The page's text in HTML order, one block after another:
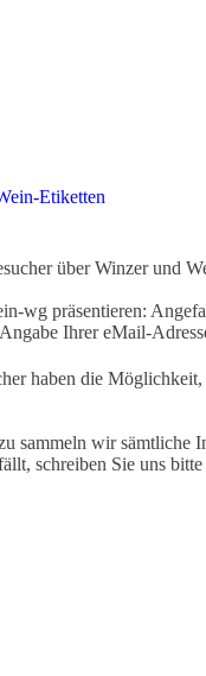
Etiketten
über Winzer und
wg präsentieren:
Ihrer eMail-
haben die
sammeln wir
schreiben Sie uns